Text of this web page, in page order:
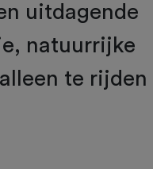
uitdagende
natuurrijke
te rijden